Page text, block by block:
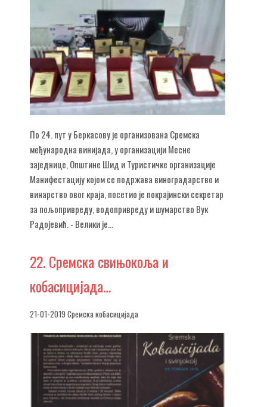
По 24. пут у Беркасову је организована Сремска
међународна винијада, у организацији Месне
заједнице, Општине Шид и Туристичке организације
Манифестацију којом се подржава виноградарство и
винарство овог краја, посетио је покрајински секретар
за пољопривреду, водопривреду и шумарство Вук
Радојевић. - Велики је...
22.Сремска свињокоља и
кобасицијада…
21-01-2019 Сремска кобасицијада